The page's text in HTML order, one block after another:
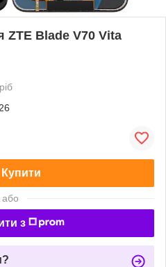
ZTE Blade V70 Vita
Купити
або
з